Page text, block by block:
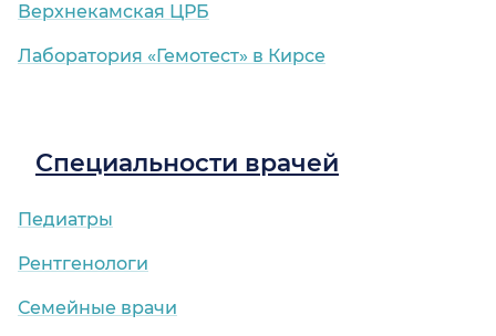
Верхнекамская ЦРБ
Лаборатория «Гемотест» в Кирсе
Специальности врачей
Педиатры
Рентгенологи
Семейные врачи